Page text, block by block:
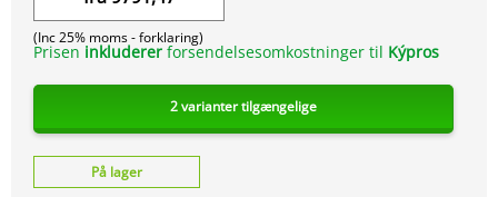
(Inc 25% moms -forklaring)
Prisen inkluderer forsendelsesomkostninger til Kýpros
2 varianter tilgængelige
På lager